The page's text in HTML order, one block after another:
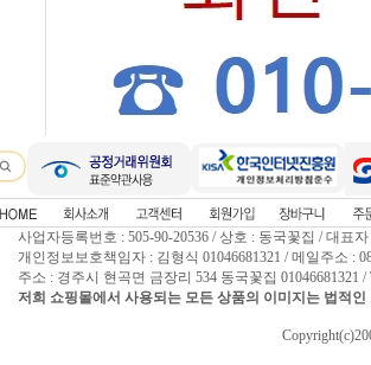
사업자등록번호 : 505-90-20536 / 상호 : 동국꽃집 / 대표
개인정보보호책임자 : 김형식 01046681321 / 메일주소 :
주소 : 경주시 현곡면 금장리 534 동국꽃집 01046681321
저희 쇼핑몰에서 사용되는 모든 상품의 이미지는 법적